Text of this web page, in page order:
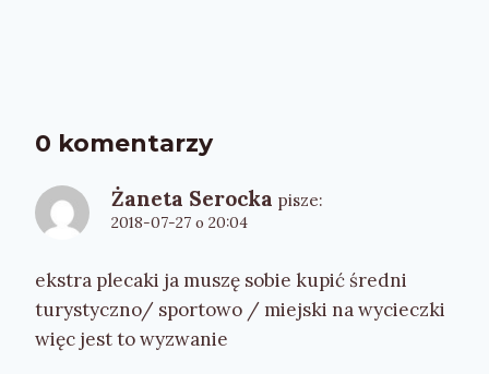
0 komentarzy
Żaneta Serocka pisze:
2018-07-27 o 20:04
ekstra plecaki ja muszę sobie kupić średni
turystyczno/ sportowo / miejski na wycieczki
więc jest to wyzwanie